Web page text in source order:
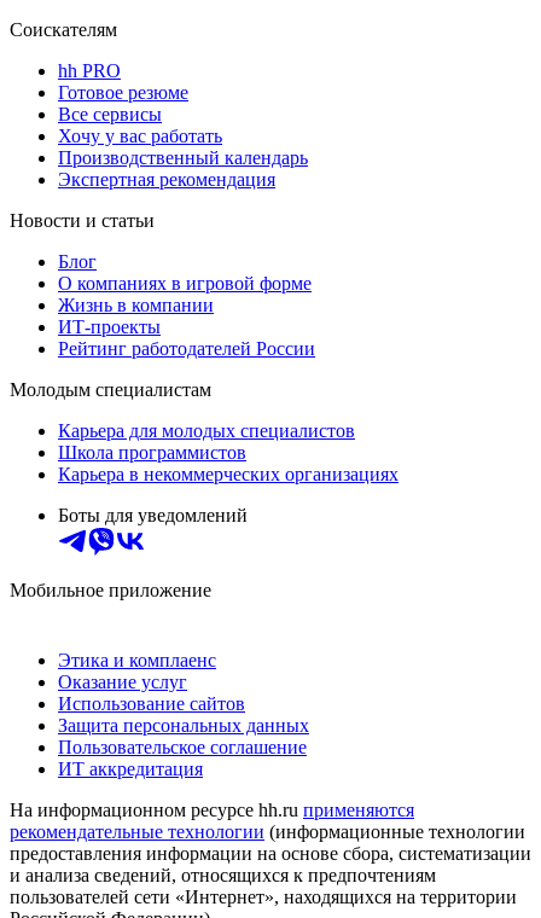
Соискателям
hh PRO
Готовое резюме
Все сервисы
Хочу у вас работать
Производственный календарь
Экспертная рекомендация
Новости и статьи
Блог
О компаниях в игровой форме
Жизнь в компании
ИТ-проекты
Рейтинг работодателей России
Молодым специалистам
Карьера для молодых специалистов
Школа программистов
Карьера в некоммерческих организациях
Боты для уведомлений
Мобильное приложение
Этика и комплаенс
Оказание услуг
Использование сайтов
Защита персональных данных
Пользовательское соглашение
ИТ аккредитация
На информационном ресурсе hh.ru применяются
рекомендательные технологии (информационные технологии
предоставления информации на основе сбора, систематизации
и анализа сведений, относящихся к предпочтениям
пользователей сети «Интернет», находящихся на территории